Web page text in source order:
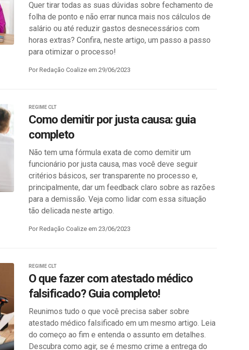
Quer tirar todas as suas dúvidas sobre fechamento de
folha de ponto e não errar nunca mais nos cálculos de
salário ou até reduzir gastos desnecessários com
horas extras? Confira, neste artigo, um passo a passo
para otimizar o processo!
Por Redação Coalize em 29/06/2023
REGIME CLT
Como demitir por justa causa: guia
completo
Não tem uma fórmula exata de como demitir um
funcionário por justa causa, mas você deve seguir
critérios básicos, ser transparente no processo e,
principalmente, dar um feedback claro sobre as razões
para a demissão. Veja como lidar com essa situação
tão delicada neste artigo.
Por Redação Coalize em 23/06/2023
REGIME CLT
O que fazer com atestado médico
falsificado? Guia completo!
Reunimos tudo o que você precisa saber sobre
atestado médico falsificado em um mesmo artigo. Leia
do começo ao fim e entenda o assunto em detalhes.
Descubra como agir, se é mesmo crime a entrega do